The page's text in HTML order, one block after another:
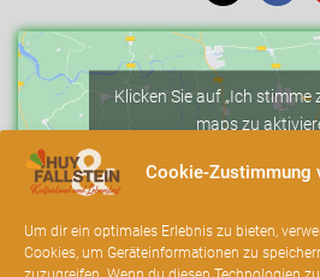
Cookie-Zustimmung
Um dir ein optimales Erlebnis zu bieten,
Cookies, um Geräteinformationen zu
Klicken Sie auf „Ich stimme
maps zu